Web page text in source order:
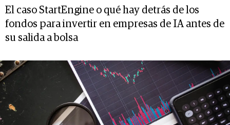
El caso StartEngine o qué hay detrás de los
fondos para invertir en empresas de IA antes de
su salida a bolsa